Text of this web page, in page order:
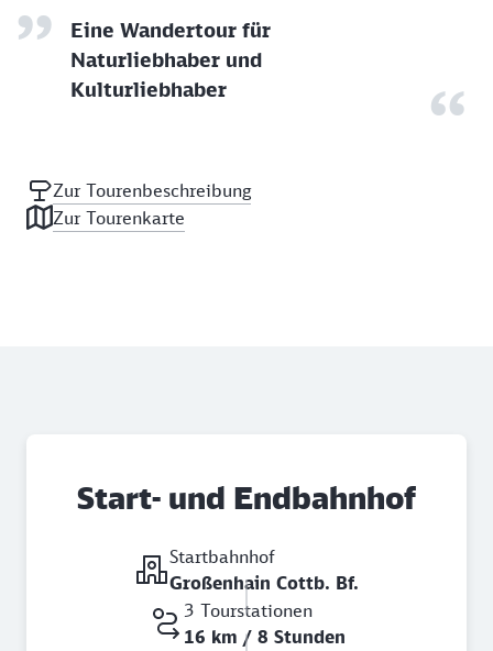
Eine Wandertour für
Naturliebhaber und
Kulturliebhaber
Zur Tourenbeschreibung
Zur Tourenkarte
Start- und Endbahnhof
Startbahnhof
Großenhain Cottb. Bf.
3 Tourstationen
16 km / 8 Stunden